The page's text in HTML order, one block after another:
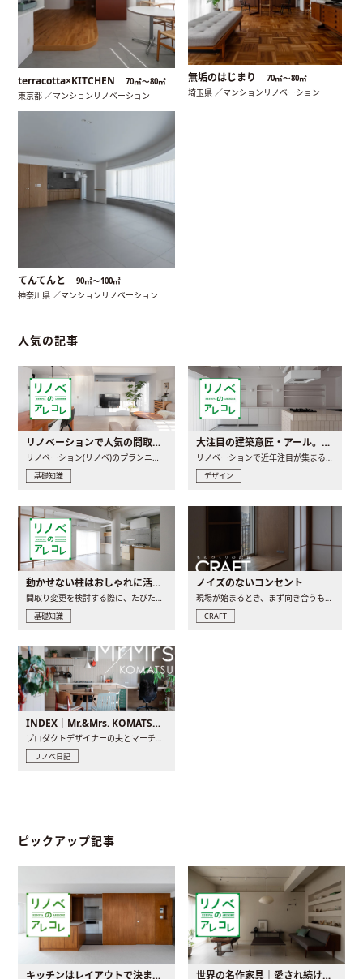
terracotta×KITCHEN 70㎡〜80㎡
東京都 ／マンションリノベーション
無垢のはじまり 70㎡〜80㎡
埼玉県 ／マンションリノベーション
てんてんと 90㎡〜100㎡
神奈川県 ／マンションリノベーション
人気の記事
リノベーションで人気の間取りとは？トレンドの間取りと実例を徹底解説
リノベーション(リノベ)のプランニングで一番最初に決めるのは..
基礎知識
大注目の建築意匠・アール。人気の理由と空間に取り入れるポイント
リノベーションで近年注目が集まる建築意匠の一つであるアール..
デザイン
動かせない柱はおしゃれに活用！柱を魅せるリノベーション(リノベ)4選
間取り変更を検討する際に、たびたび皆さんの頭を悩ませる動か..
基礎知識
ノイズのないコンセント
現場が始まるとき、まず向き合うものの一つがコンセントです..
CRAFT
INDEX｜Mr.&Mrs. KOMATSU renovation diary
プロダクトデザイナーの夫とマーチャンダイザーの妻が、夫婦で..
リノベ日記
ピックアップ記事
キッチンはレイアウトで決まる。後悔しないための考え方と選び方 世界の名作家具｜愛され続ける理由と一生モノとの出会い方